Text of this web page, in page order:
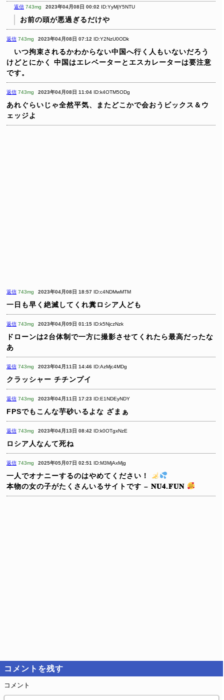
返信 743mg 2023年04月08日 00:02 ID:YyMjY5NTU
お前の頭が悪過ぎるだけや
返信 743mg 2023年04月08日 07:12 ID:Y2NzU0ODk
いつ拘束されるかわからない中国へ行く人もいないだろう
けどとにかく
中国はエレベーターとエスカレーターは要注意
です。
返信 743mg 2023年04月08日 11:04 ID:k4OTM5ODg
あれぐらいじゃ全然平気、またどこかで会おうビックス＆ウ
ェッジよ
返信 743mg 2023年04月08日 18:57 ID:c4NDMwMTM
一日も早く絶滅してくれ糞ロシア人ども
返信 743mg 2023年04月09日 01:15 ID:k5NjczNzk
ドローンは2台体制で一方に撮影させてくれたら最高だったな
あ
返信 743mg 2023年04月11日 14:46 ID:AzMjc4MDg
クラッシャー チチンプイ
返信 743mg 2023年04月11日 17:23 ID:E1NDEyNDY
FPSでもこんな芋砂いるよな ざまぁ
返信 743mg 2023年04月13日 08:42 ID:k0OTgxNzE
ロシア人なんて死ね
返信 743mg 2025年05月07日 02:51 ID:M3MjAxMjg
一人でオナニーするのはやめてください！
本物の女の子がたくさんいるサイトです – 𝐍𝐔𝟒.𝐅𝐔𝐍
コメントを残す
コメント